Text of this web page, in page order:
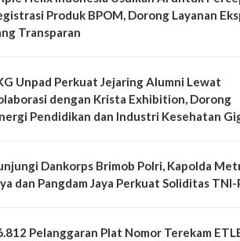
Produk BPOM, Dorong Layanan
Transparan
Unpad Perkuat Jejaring Alumni Lewat
dengan Krista Exhibition, Dorong
Pendidikan dan Industri Kesehatan
Dankorps Brimob Polri, Kapolda
dan Pangdam Jaya Perkuat Soliditas
Pelanggaran Plat Nomor Terekam